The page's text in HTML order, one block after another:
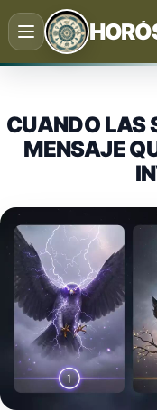
Saltar
al
contenido
CUANDO LAS
MENSAJE